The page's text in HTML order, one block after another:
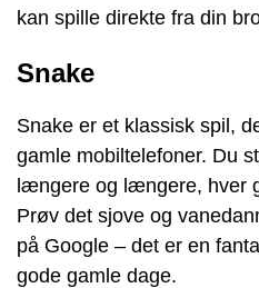
kan spille direkte fra din
Snake
Snake er et klassisk spil,
gamle mobiltelefoner. Du
længere og længere, hver
Prøv det sjove og
på Google – det er en
gode gamle dage.